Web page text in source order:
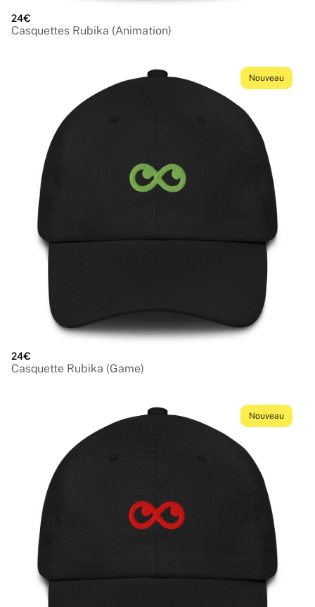
24€
Casquettes Rubika (Animation)
Nouveau
24€
Casquette Rubika (Game)
Nouveau